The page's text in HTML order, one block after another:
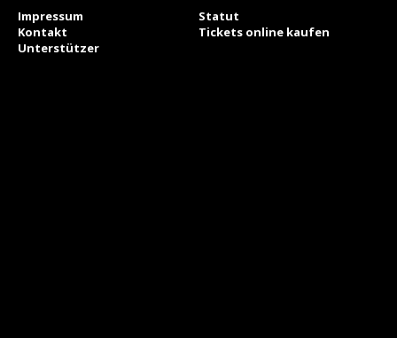
Impressum
Statut
Kontakt
Tickets online kaufen
Unterstützer